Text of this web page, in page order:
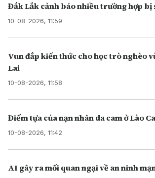
Đắk Lắk cảnh báo nhiều trường hợp bị
10-08-2026, 11:59
Vun đắp kiến thức cho học trò nghèo
Lai
10-08-2026, 11:58
Điểm tựa của nạn nhân da cam ở Lào
10-08-2026, 11:42
AI gây ra mối quan ngại về an ninh